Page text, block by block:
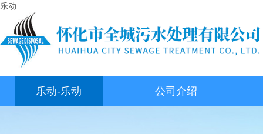
乐动
乐动-乐动 公司介绍